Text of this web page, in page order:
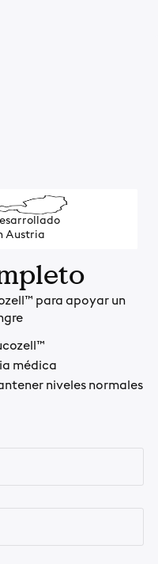
Austria
para apoyar un
médica
niveles normales